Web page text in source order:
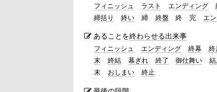
フィニッシュ ラスト エンディング
締括り
終い 締 終盤 終 完 エ
あることを終わらせる出来事
フィニッシュ エンディング 終幕 終
末
終結 幕ぎれ 終了 御仕舞い
末
おしまい 終止